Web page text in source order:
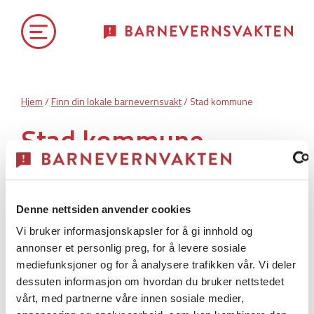
Denne nettsiden anvender cookies
Vi bruker informasjonskapsler for å gi innhold og
annonser et personlig preg, for å levere sosiale
mediefunksjoner og for å analysere trafikken vår. Vi deler
dessuten informasjon om hvordan du bruker nettstedet
vårt, med partnerne våre innen sosiale medier,
Hjem/Finn din lokale barnevernsvakt/ Stad kommune
Stad kommune
Stad kommune har
akuttberedskap.
Annen vaktordning